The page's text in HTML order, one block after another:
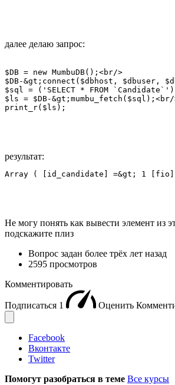
далее делаю запрос:
$DB = new MumbuDB();<br/>
$DB-&gt;connect($dbhost, $dbuser,
$sql = ('SELECT * FROM
$ls = $DB-&gt;mumbu_fetch($sql);<br/
print_r($ls);
результат:
Array ( [id_candidate] =&gt; 1 [fio]
Не могу понять как вывести элемент из
подскажите плиз
Вопрос задан более трёх лет назад
2595 просмотров
Комментировать
Подписаться 1 Оценить
Facebook
Вконтакте
Twitter
Помогут разобраться в теме Все курсы